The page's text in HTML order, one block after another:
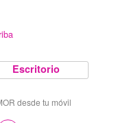
Escritorio
desde tu móvil